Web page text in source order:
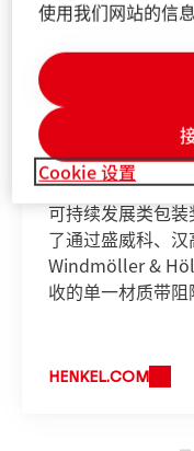
盛威科公司
在整个价值链中
续包装解决方案
可持续发展类包
了通过盛威科、
Windmöller &
收的单一材质带阻
HENKEL.COM
使用我们网站的信息
Cookie 设置